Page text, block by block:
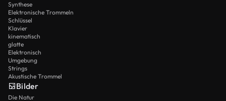
Synthese
Elektronische Trommeln
Schlüssel
Klavier
kinematisch
glatte
Elektronisch
Umgebung
Strings
Akustische Trommel
Bilder
Die Natur